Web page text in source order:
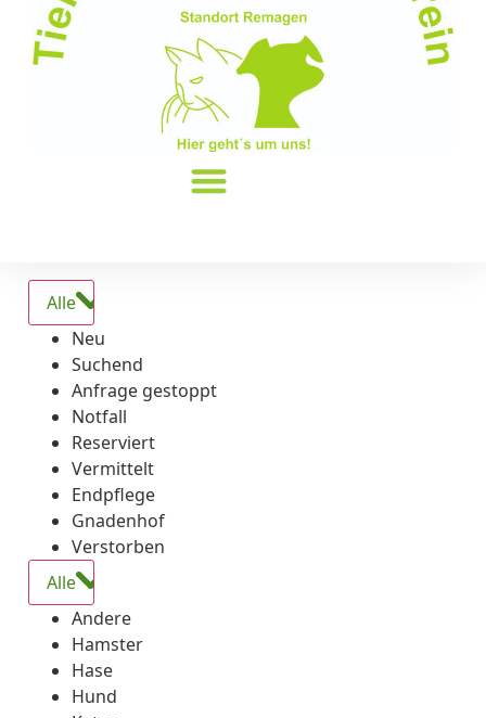
Alle
Neu
Suchend
Anfrage gestoppt
Notfall
Reserviert
Vermittelt
Endpflege
Gnadenhof
Verstorben
Alle
Andere
Hamster
Hase
Hund